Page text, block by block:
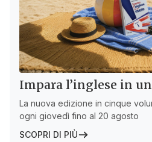
Impara l’inglese in
La nuova edizione in cinque
ogni giovedì fino al 20 agosto
SCOPRI DI PIÙ